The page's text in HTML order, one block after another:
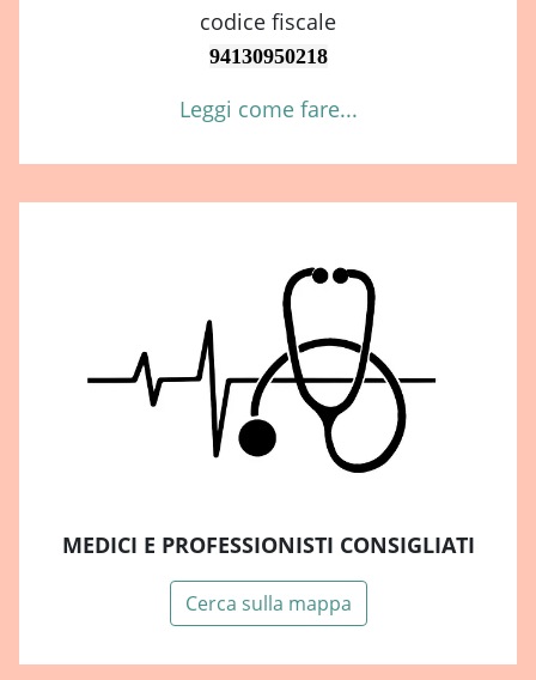
codice fiscale
94130950218
Leggi come fare...
MEDICI E PROFESSIONISTI CONSIGLIATI
Cerca sulla mappa